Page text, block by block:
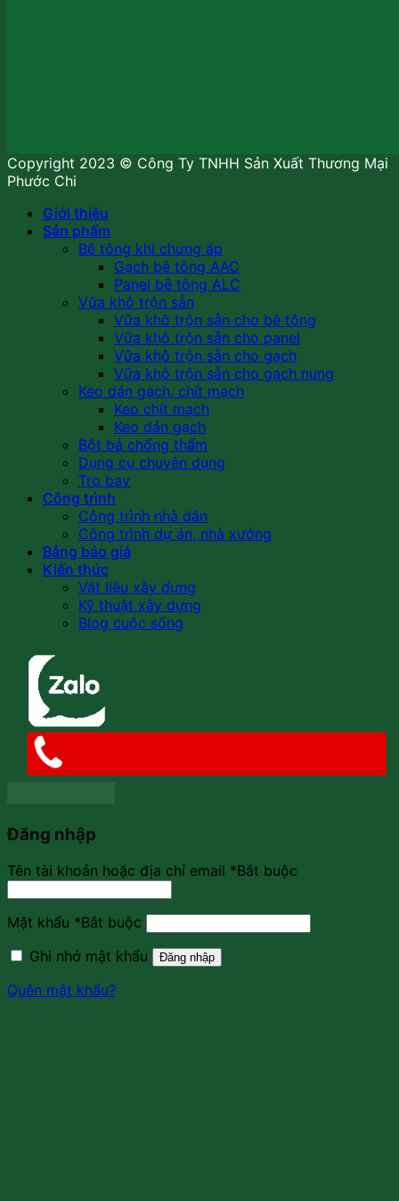
Copyright 2023 © Công Ty TNHH Sản Xuất Thương Mại
Phước Chi
Giới thiệu
Sản phẩm
Bê tông khí chưng áp
Gạch bê tông AAC
Panel bê tông ALC
Vữa khô trộn sẵn
Vữa khô trộn sẵn cho bê tông
Vữa khô trộn sẵn cho panel
Vữa khô trộn sẵn cho gạch
Vữa khô trộn sẵn cho gạch nung
Keo dán gạch, chít mạch
Keo chít mạch
Keo dán gạch
Bột bả chống thấm
Dụng cụ chuyên dụng
Tro bay
Công trình
Công trình nhà dân
Công trình dự án, nhà xưởng
Bảng báo giá
Kiến thức
Vật liệu xây dựng
Kỹ thuật xây dựng
Blog cuộc sống
Đăng nhập
Tên tài khoản hoặc địa chỉ email *Bắt buộc
Mật khẩu *Bắt buộc
Ghi nhớ mật khẩu
Đăng nhập
Quên mật khẩu?